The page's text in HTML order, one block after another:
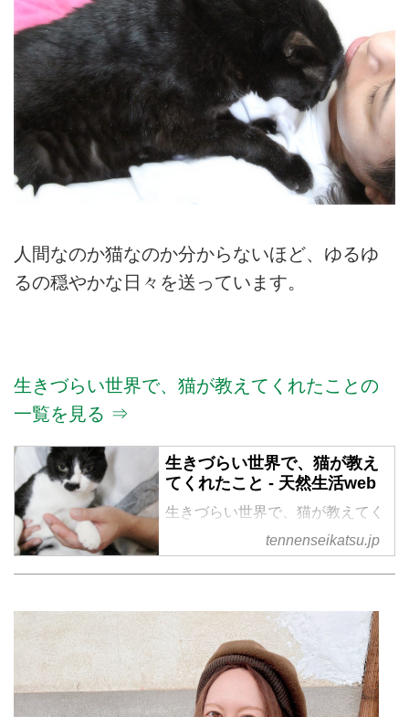
人間なのか猫なのか分からないほど、ゆるゆ
るの穏やかな日々を送っています。
生きづらい世界で、猫が教えてくれたことの
一覧を見る ⇒
生きづらい世界で、猫が教え
てくれたこと - 天然生活web
生きづらい世界で、猫が教えてく
れたこと の記事一覧tennenseikatsu.jp